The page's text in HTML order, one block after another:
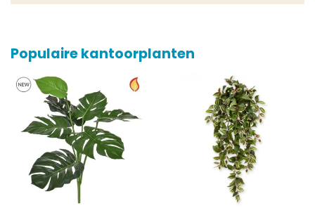
Populaire kantoorplanten